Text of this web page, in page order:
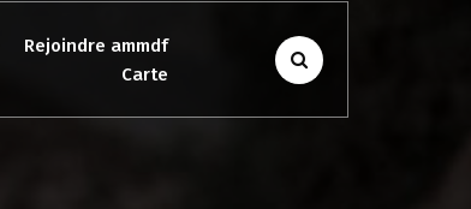
Rejoindre ammdf
Carte